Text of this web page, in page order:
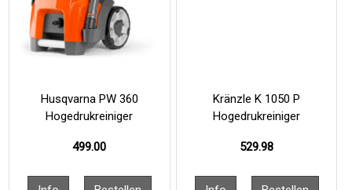
Husqvarna PW 360
Hogedrukreiniger
499.00
Kränzle K 1050 P
Hogedrukreiniger
529.98